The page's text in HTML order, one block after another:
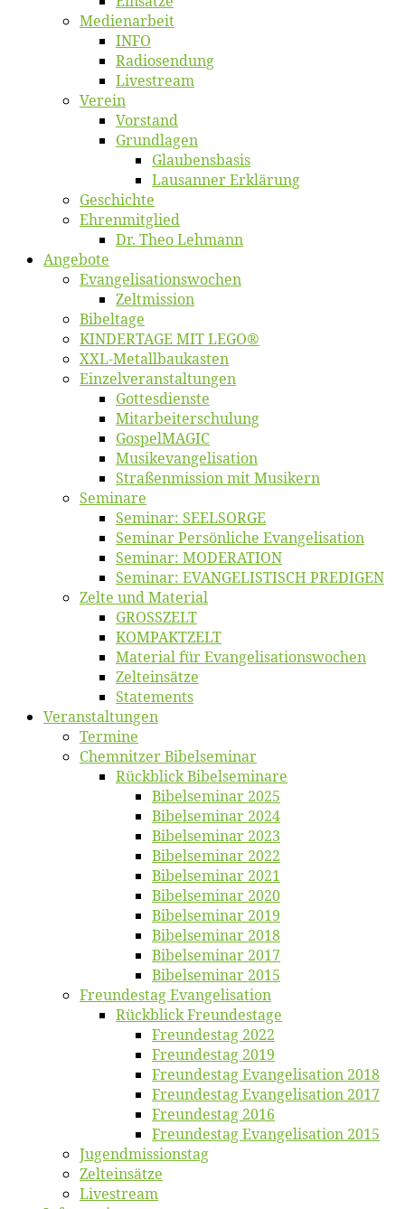
Me­di­en­ar­beit
INFO
Ra­dio­sen­dung
Live­stream
Ver­ein
Vor­stand
Grund­la­gen
Glaubens­ba­sis
Lausan­ner Erklärung
Ge­schich­te
Eh­ren­mit­glied
Dr. Theo Lehmann
An­ge­bo­te
Evangelisa­tions­wo­chen
Zelt­mis­si­on
Bi­bel­ta­ge
KINDERTAGE MIT LEGO®
XXL-Me­­tal­l­­bau­­kas­­ten
Einzelver­an­stal­tungen
Got­tes­diens­te
Mitarbeiter­schulung
Gos­pel­MA­GIC
Musikevan­ge­li­sa­tion
Straßenmis­sion mit Musikern
Se­mi­na­re
Se­mi­nar: SEELSORGE
Se­mi­nar Per­sön­li­che Evangelisation
Se­mi­nar: MODERATION
Se­mi­nar: EVANGELISTISCH PREDIGEN
Zel­te und Material
GROSSZELT
KOMPAKTZELT
Ma­te­ri­al für Evangelisationswochen
Zelt­ein­sät­ze
State­ments
Ver­an­stal­tun­gen
Ter­mi­ne
Chemnit­zer Bibelseminar
Rück­blick Bibelseminare
Bi­bel­se­mi­nar 2025
Bi­bel­se­mi­nar 2024
Bi­bel­se­mi­nar 2023
Bi­bel­se­mi­nar 2022
Bi­bel­se­mi­nar 2021
Bi­bel­se­mi­nar 2020
Bi­bel­se­mi­nar 2019
Bi­bel­se­mi­nar 2018
Bibelsemi­nar 2017
Bibelsemi­nar 2015
Freun­des­tag Evangelisation
Rück­blick Freundestage
Freun­des­tag 2022
Freun­des­tag 2019
Freun­des­tag Evan­ge­li­sa­ti­on 2018
Freun­des­tag Evan­ge­li­sa­ti­on 2017
Freun­des­tag 2016
Freun­des­tag Evan­ge­li­sa­ti­on 2015
Jugend­mis­sions­tag
Zelt­ein­sät­ze
Live­stream